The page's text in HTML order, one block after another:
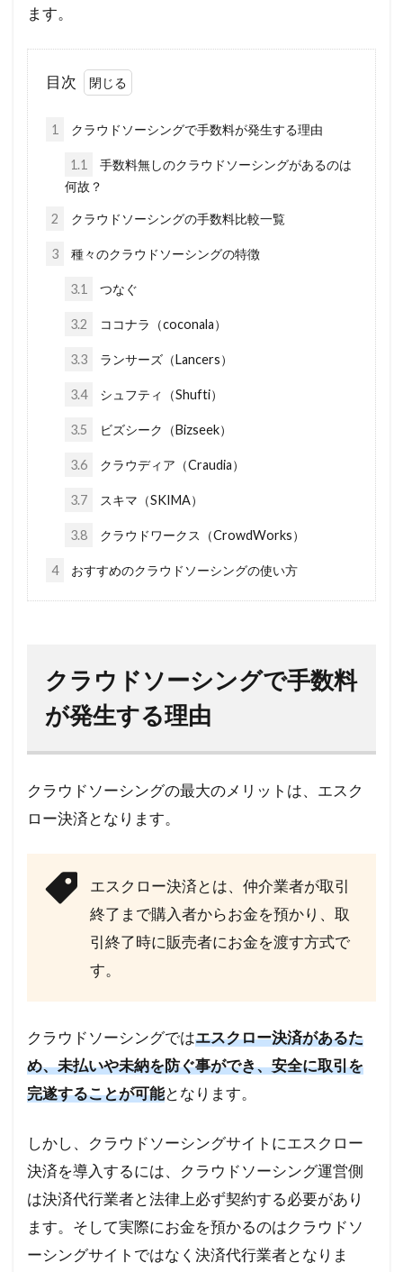
ます。
目次
1 クラウドソーシングで手数料が発生する理由
1.1
手数料無しのクラウドソーシングがあるのは
何故？
2 クラウドソーシングの手数料比較一覧
3 種々のクラウドソーシングの特徴
3.1 つなぐ
3.2 ココナラ（coconala）
3.3 ランサーズ（Lancers）
3.4 シュフティ（Shufti）
3.5 ビズシーク（Bizseek）
3.6 クラウディア（Craudia）
3.7 スキマ（SKIMA）
3.8 クラウドワークス（CrowdWorks）
4 おすすめのクラウドソーシングの使い方
クラウドソーシングで手数料
が発生する理由
クラウドソーシングの最大のメリットは、エスク
ロー決済となります。
エスクロー決済とは、仲介業者が取引
終了まで購入者からお金を預かり、取
引終了時に販売者にお金を渡す方式で
す。
クラウドソーシングではエスクロー決済があるた
め、未払いや未納を防ぐ事ができ、安全に取引を
完遂することが可能となります。
しかし、クラウドソーシングサイトにエスクロー
決済を導入するには、クラウドソーシング運営側
は決済代行業者と法律上必ず契約する必要があり
ます。そして実際にお金を預かるのはクラウドソ
ーシングサイトではなく決済代行業者となりま